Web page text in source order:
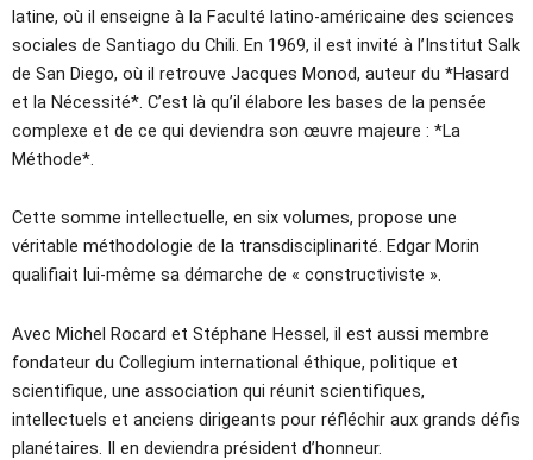
latine, où il enseigne à la Faculté latino-américaine des sciences
sociales de Santiago du Chili. En 1969, il est invité à l’Institut Salk
de San Diego, où il retrouve Jacques Monod, auteur du *Hasard
et la Nécessité*. C’est là qu’il élabore les bases de la pensée
complexe et de ce qui deviendra son œuvre majeure : *La
Méthode*.
Cette somme intellectuelle, en six volumes, propose une
véritable méthodologie de la transdisciplinarité. Edgar Morin
qualifiait lui-même sa démarche de « constructiviste ».
Avec Michel Rocard et Stéphane Hessel, il est aussi membre
fondateur du Collegium international éthique, politique et
scientifique, une association qui réunit scientifiques,
intellectuels et anciens dirigeants pour réfléchir aux grands défis
planétaires. Il en deviendra président d’honneur.